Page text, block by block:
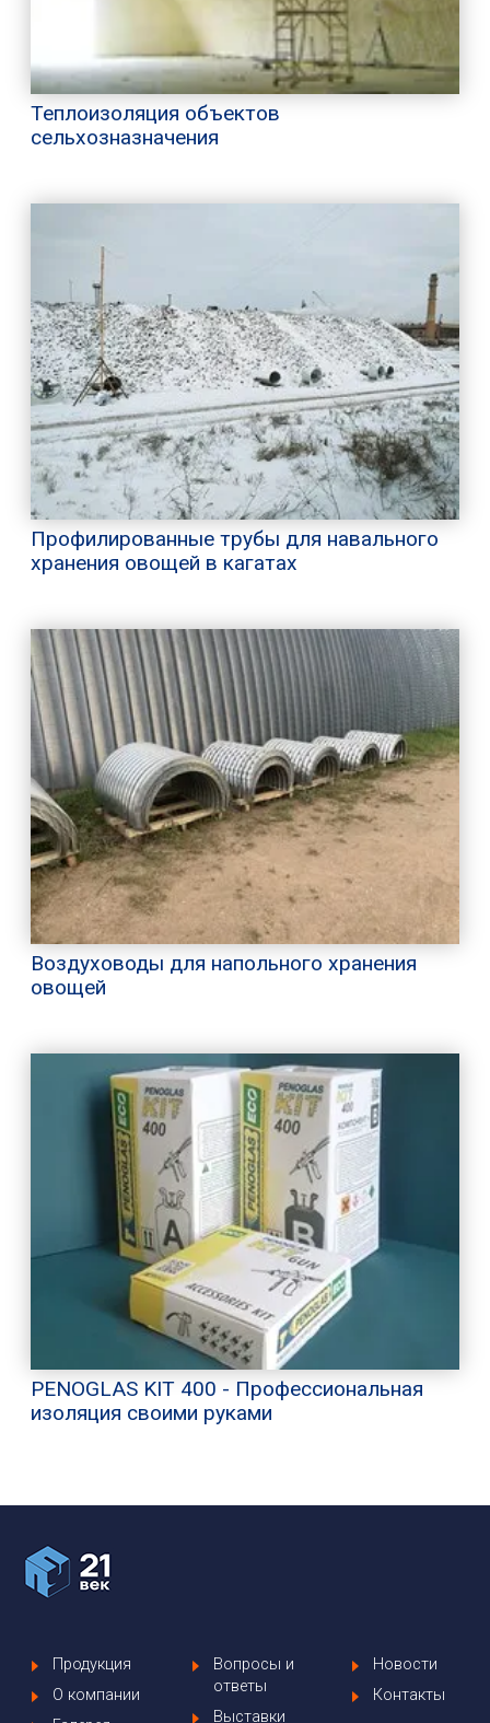
Теплоизоляция объектов
сельхозназначения
Профилированные трубы для навального
хранения овощей в кагатах
Воздуховоды для напольного хранения
овощей
PENOGLAS KIT 400 - Профессиональная
изоляция своими руками
Продукция
О компании
Вопросы и
ответы
Выставки
Новости
Контакты